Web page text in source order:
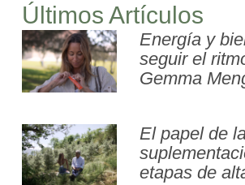
Últimos Artículos
Energía y
seguir el
Gemma
El papel de
etapas de